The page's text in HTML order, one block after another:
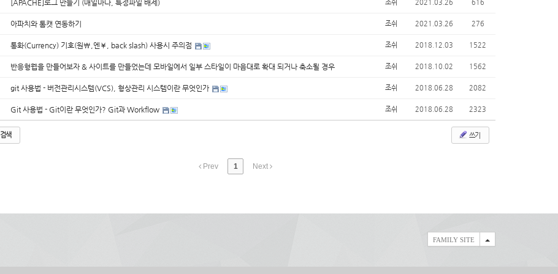
[APACHE]로그 만들기 (매일마다, 특정파일 배제) 조쉬 2021.03.26 616
아파치와 톰캣 연동하기 조쉬 2021.03.26 276
통화(Currency) 기호(원₩,엔¥, back slash) 사용시 주의점 조쉬 2018.12.03 1522
반응형웹을 만들어보자 & 사이트를 만들었는데 모바일에서 일부 스타일이 마음대로 확대 되거나 축소될 경우 조쉬 2018.10.02 1562
git 사용법 - 버전관리시스템(VCS), 형상관리 시스템이란 무엇인가 조쉬 2018.06.28 2082
Git 사용법 - Git이란 무엇인가? Git과 Workflow 조쉬 2018.06.28 2323
검색 쓰기
Prev 1 Next
FAMILY SITE